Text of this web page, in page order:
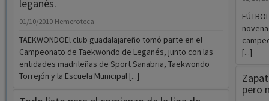
leganés.
01/10/2010 Hemeroteca
TAEKWONDOEl club guadalajareño tomó parte en el
Campeonato de Taekwondo de Leganés, junto con las
entidades madrileñas de Sport Sanabria, Taekwondo
Torrejón y la Escuela Municipal [...]
[...]
pero